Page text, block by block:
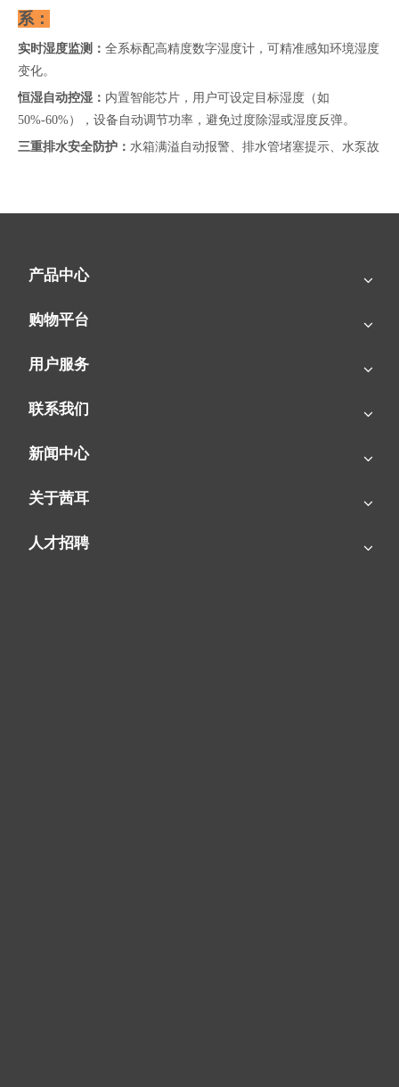
系：
实时湿度监测： 全系标配高精度数字湿度计，可精准感知环境湿度
变化。
恒湿自动控湿： 内置智能芯片，用户可设定目标湿度（如
50%-60%），设备自动调节功率，避免过度除湿或湿度反弹。
三重排水安全防护： 水箱满溢自动报警、排水管堵塞提示、水泵故
-C30日除湿量30L：
适合20-50㎡卧室/客厅，噪音低至40分贝（相
-C80工业级除湿量80L：
-C50多功能机型：
支持0-35℃超宽温域运行，热气除霜功能确保冬
畜呼吸道疾病发病率。
-空气净化复合功能：
部分机型内置HEPA滤网，可同步过滤灰尘、
35μg/m³。
产品中心
购物平台
用户服务
联系我们
新闻中心
关于茜耳
人才招聘